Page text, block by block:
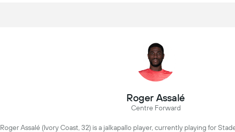
Roger Assalé
Centre Forward
Roger Assalé (Ivory Coast, 32) is a jalkapallo player, currently playing for